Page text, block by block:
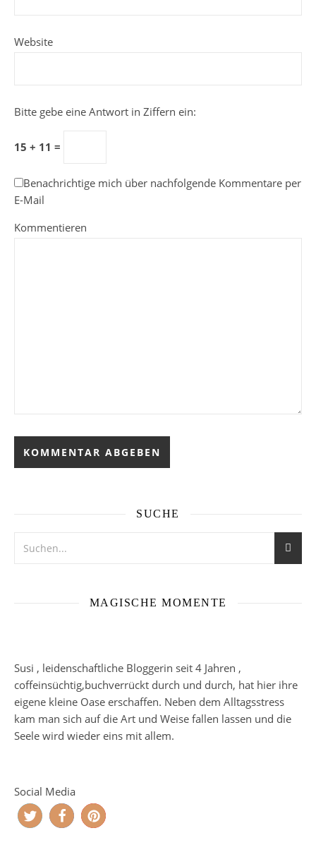
Website
Bitte gebe eine Antwort in Ziffern ein:
15 + 11 =
Benachrichtige mich über nachfolgende Kommentare per
E-Mail
Kommentieren
SUCHE
MAGISCHE MOMENTE
Susi , leidenschaftliche Bloggerin seit 4 Jahren ,
coffeinsüchtig,buchverrückt durch und durch, hat hier ihre
eigene kleine Oase erschaffen. Neben dem Alltagsstress
kam man sich auf die Art und Weise fallen lassen und die
Seele wird wieder eins mit allem.
Social Media